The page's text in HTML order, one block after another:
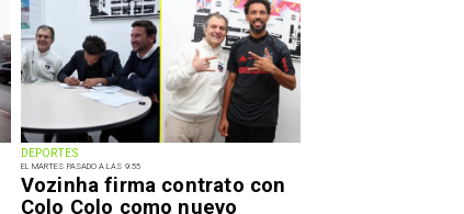
DEPORTES
EL MARTES PASADO A LAS 9:55
Vozinha firma contrato con
Colo Colo como nuevo